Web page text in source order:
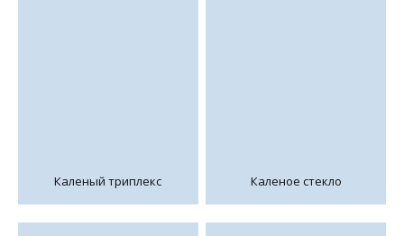
Каленый триплекс Каленое стекло